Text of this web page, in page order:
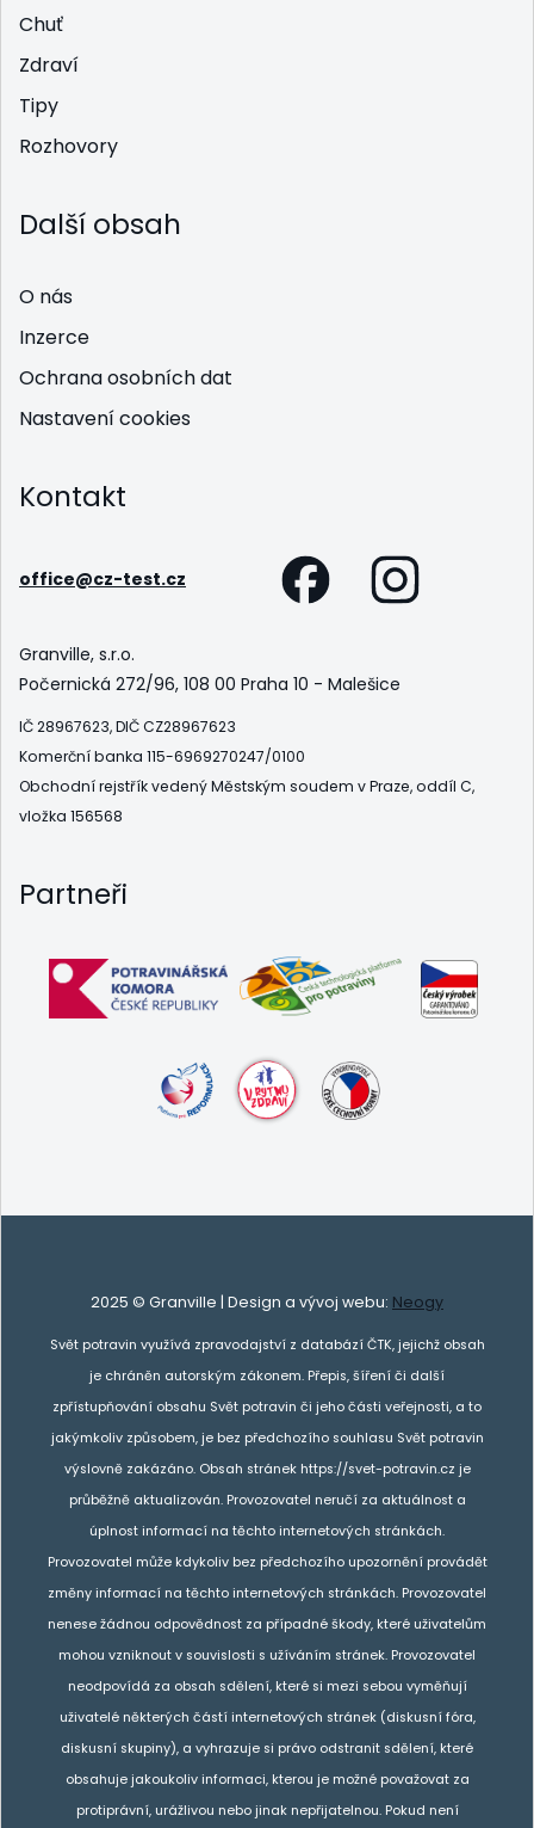
Chuť
Zdraví
Tipy
Rozhovory
Další obsah
O nás
Inzerce
Ochrana osobních dat
Nastavení cookies
Kontakt
office@cz-test.cz
Granville, s.r.o.
Počernická 272/96, 108 00 Praha 10 - Malešice
IČ 28967623, DIČ CZ28967623
Komerční banka 115-6969270247/0100
Obchodní rejstřík vedený Městským soudem v Praze, oddíl C,
vložka 156568
Partneři
2025 © Granville | Design a vývoj webu: Neogy
Svět potravin využívá zpravodajství z databází ČTK, jejichž obsah
je chráněn autorským zákonem. Přepis, šíření či další
zpřístupňování obsahu Svět potravin či jeho části veřejnosti, a to
jakýmkoliv způsobem, je bez předchozího souhlasu Svět potravin
výslovně zakázáno. Obsah stránek https://svet-potravin.cz je
průběžně aktualizován. Provozovatel neručí za aktuálnost a
úplnost informací na těchto internetových stránkách.
Provozovatel může kdykoliv bez předchozího upozornění provádět
změny informací na těchto internetových stránkách. Provozovatel
nenese žádnou odpovědnost za případné škody, které uživatelům
mohou vzniknout v souvislosti s užíváním stránek. Provozovatel
neodpovídá za obsah sdělení, které si mezi sebou vyměňují
uživatelé některých částí internetových stránek (diskusní fóra,
diskusní skupiny), a vyhrazuje si právo odstranit sdělení, které
obsahuje jakoukoliv informaci, kterou je možné považovat za
protiprávní, urážlivou nebo jinak nepřijatelnou. Pokud není